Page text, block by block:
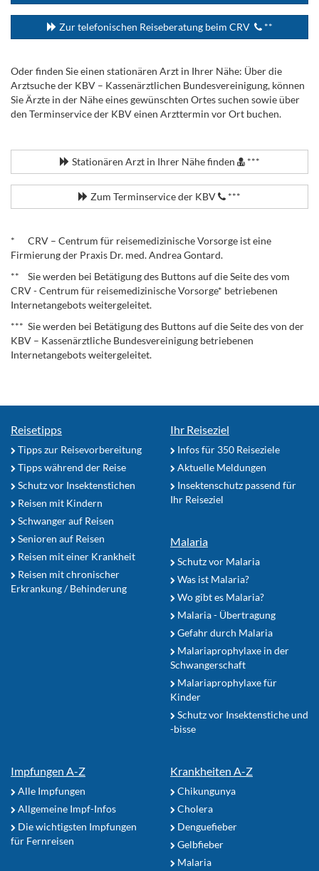
Zur telefonischen Reiseberatung beim CRV **
Oder finden Sie einen stationären Arzt in Ihrer Nähe: Über die
Arztsuche der KBV – Kassenärztlichen Bundesvereinigung, können
Sie Ärzte in der Nähe eines gewünschten Ortes suchen sowie über
den Terminservice der KBV einen Arzttermin vor Ort buchen.
Stationären Arzt in Ihrer Nähe finden ***
Zum Terminservice der KBV ***
* CRV – Centrum für reisemedizinische Vorsorge ist eine
Firmierung der Praxis Dr. med. Andrea Gontard.
** Sie werden bei Betätigung des Buttons auf die Seite des vom
CRV - Centrum für reisemedizinische Vorsorge* betriebenen
Internetangebots weitergeleitet.
*** Sie werden bei Betätigung des Buttons auf die Seite des von der
KBV – Kassenärztliche Bundesvereinigung betriebenen
Internetangebots weitergeleitet.
Reisetipps
Tipps zur Reisevorbereitung
Tipps während der Reise
Schutz vor Insektenstichen
Reisen mit Kindern
Schwanger auf Reisen
Senioren auf Reisen
Reisen mit einer Krankheit
Reisen mit chronischer
Erkrankung / Behinderung
Ihr Reiseziel
Infos für 350 Reiseziele
Aktuelle Meldungen
Insektenschutz passend für
Ihr Reiseziel
Malaria
Schutz vor Malaria
Was ist Malaria?
Wo gibt es Malaria?
Malaria - Übertragung
Gefahr durch Malaria
Malariaprophylaxe in der
Schwangerschaft
Malariaprophylaxe für
Kinder
Schutz vor Insektenstiche und
-bisse
Impfungen A-Z
Alle Impfungen
Allgemeine Impf-Infos
Die wichtigsten Impfungen
für Fernreisen
Krankheiten A-Z
Chikungunya
Cholera
Denguefieber
Gelbfieber
Malaria